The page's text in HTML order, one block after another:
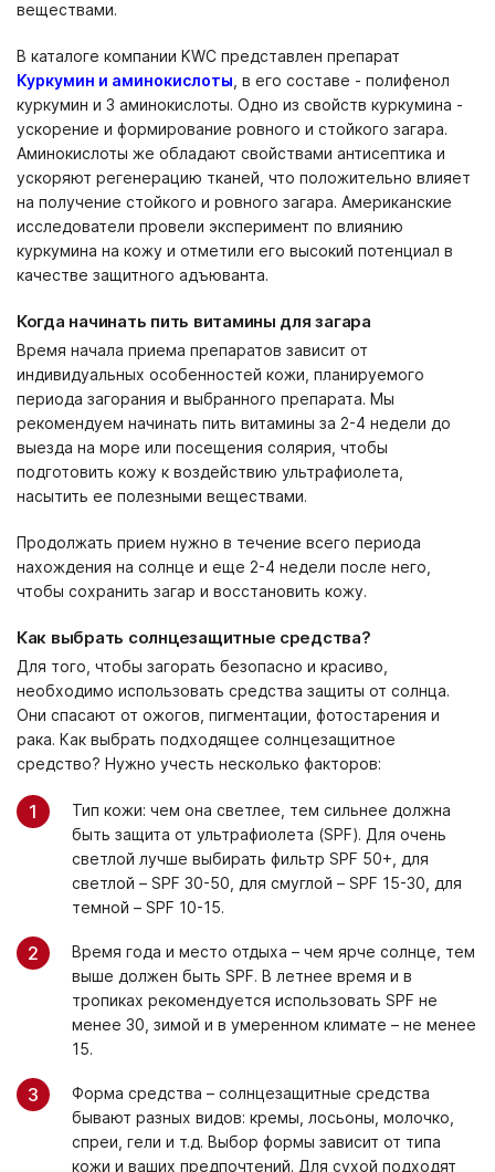
веществами.
В каталоге компании KWC представлен препарат
Куркумин и аминокислоты , в его составе - полифенол
куркумин и 3 аминокислоты. Одно из свойств куркумина -
ускорение и формирование ровного и стойкого загара.
Аминокислоты же обладают свойствами антисептика и
ускоряют регенерацию тканей, что положительно влияет
на получение стойкого и ровного загара. Американские
исследователи провели эксперимент по влиянию
куркумина на кожу и отметили его высокий потенциал в
качестве защитного адъюванта.
Когда начинать пить витамины для загара
Время начала приема препаратов зависит от
индивидуальных особенностей кожи, планируемого
периода загорания и выбранного препарата. Мы
рекомендуем начинать пить витамины за 2-4 недели до
выезда на море или посещения солярия, чтобы
подготовить кожу к воздействию ультрафиолета,
насытить ее полезными веществами.
Продолжать прием нужно в течение всего периода
нахождения на солнце и еще 2-4 недели после него,
чтобы сохранить загар и восстановить кожу.
Как выбрать солнцезащитные средства?
Для того, чтобы загорать безопасно и красиво,
необходимо использовать средства защиты от солнца.
Они спасают от ожогов, пигментации, фотостарения и
рака. Как выбрать подходящее солнцезащитное
средство? Нужно учесть несколько факторов:
Тип кожи: чем она светлее, тем сильнее должна
быть защита от ультрафиолета (SPF). Для очень
светлой лучше выбирать фильтр SPF 50+, для
светлой – SPF 30-50, для смуглой – SPF 15-30, для
темной – SPF 10-15.
Время года и место отдыха – чем ярче солнце, тем
выше должен быть SPF. В летнее время и в
тропиках рекомендуется использовать SPF не
менее 30, зимой и в умеренном климате – не менее
15.
Форма средства – солнцезащитные средства
бывают разных видов: кремы, лосьоны, молочко,
спреи, гели и т.д. Выбор формы зависит от типа
кожи и ваших предпочтений. Для сухой подходят